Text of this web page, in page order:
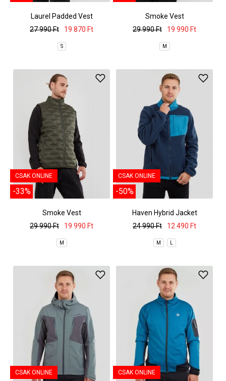
Laurel Padded Vest
27 990 Ft
19 870 Ft
S
Smoke Vest
29 990 Ft
19 990 Ft
M
CSAK ONLINE
-33%
Smoke Vest
29 990 Ft
19 990 Ft
M
CSAK ONLINE
-50%
Haven Hybrid Jacket
24 990 Ft
12 490 Ft
M L
CSAK ONLINE CSAK ONLINE